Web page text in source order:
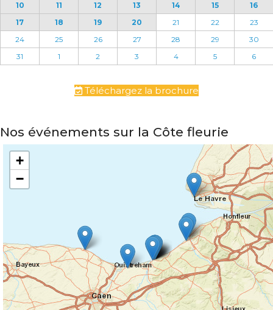
10
11 12 13 14 15
16
17
18 19 20 21 22
23
24
25 26 27 28 29
30
31
1 2 3 4 5 6
Téléchargez la brochure
Nos événements sur la Côte fleurie
+
−